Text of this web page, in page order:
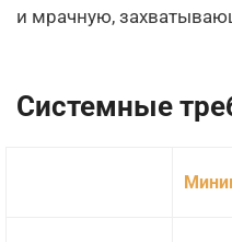
и мрачную,
Системные